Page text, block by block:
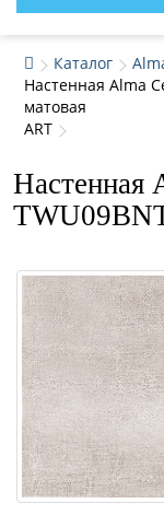
Каталог
Настенная Alma
матовая
ART
Настенная